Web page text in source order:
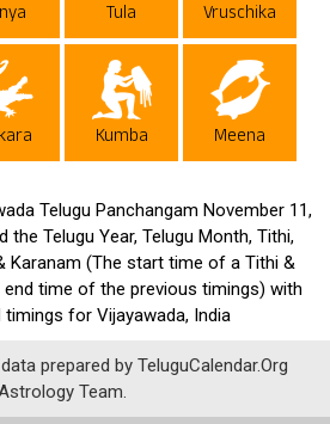
Tula Vruschika
Kumba Meena
Telugu Panchangam November 11,
the Telugu Year, Telugu Month, Tithi,
Karanam (The start time of a Tithi &
time of the previous timings) with
timings for Vijayawada, India
prepared by TeluguCalendar.Org
Team.